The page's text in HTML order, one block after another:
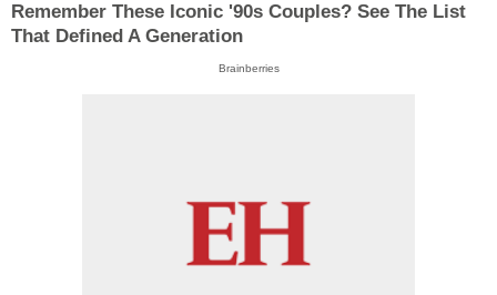
Remember These Iconic '90s Couples? See The List
That Defined A Generation
Brainberries